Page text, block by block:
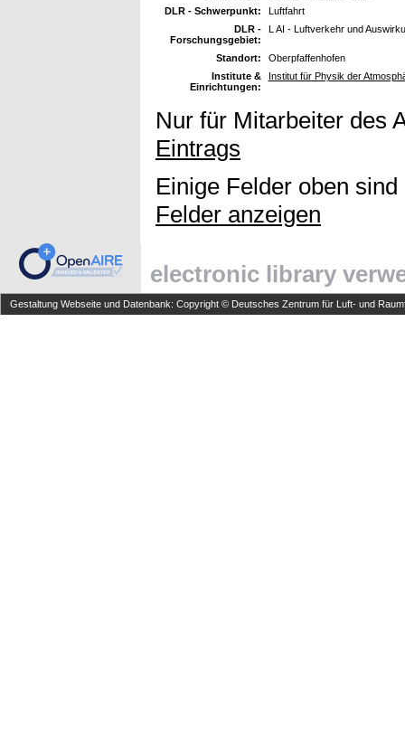
DLR - Schwerpunkt:
Luftfahrt
DLR -
Forschungsgebiet:
L AI - Luftverkehr und
Standort:
Oberpfaffenhofen
Institute &
Einrichtungen:
Institut für Physik der
Nur für Mitarbeiter des
Eintrags
Einige Felder oben
Felder anzeigen
electronic library
Gestaltung Webseite und Datenbank: Copyright © Deutsches Zentrum für Luft- und